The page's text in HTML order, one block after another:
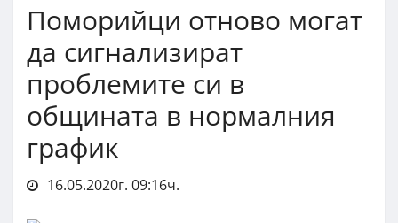
Поморийци отново могат
да сигнализират
проблемите си в
общината в нормалния
график
16.05.2020г. 09:16ч.